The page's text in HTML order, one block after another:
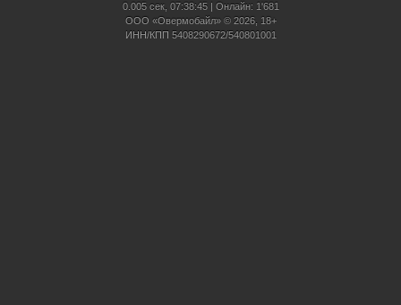
0.005 сек, 07:38:45 | Онлайн: 1'681
ООО «Овермобайл» © 2026, 18+
ИНН/КПП 5408290672/540801001